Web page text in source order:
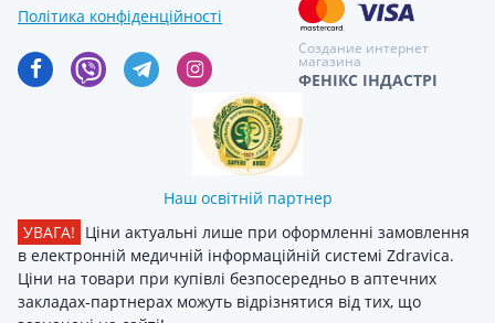
Політика конфіденційності
Создание интернет
магазина
ФЕНІКС ІНДАСТРІ
Наш освітній партнер
УВАГА! Ціни актуальні лише при оформленні замовлення
в електронній медичній інформаційній системі Zdravica.
Ціни на товари при купівлі безпосередньо в аптечних
закладах-партнерах можуть відрізнятися від тих, що